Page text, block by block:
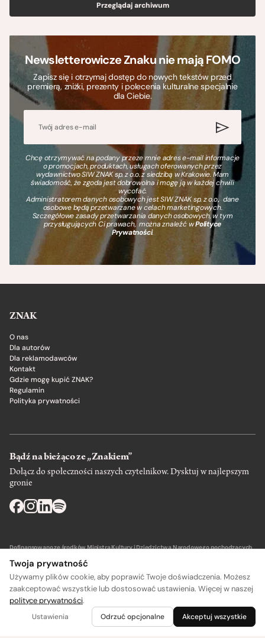
Przeglądaj archiwum
Newsletterowicze Znaku nie mają FOMO
Zapisz się i otrzymaj dostęp do nowych tekstów przed
premierą, zniżki, prezenty i polecenia kulturalne specjalnie
dla Ciebie.
Chcę otrzymywać na podany przeze mnie adres e-mail informacje
o promocjach, produktach, usługach oferowanych przez
wydawnictwo SIW ZNAK sp. z o.o. z siedzibą w Krakowie. Mam
świadomość, że zgoda jest dobrowolna i mogę ją w każdej chwili
wycofać.
Administratorem danych osobowych jest SIW ZNAK sp. z o.o., dane
osobowe będą przetwarzane w celach marketingowych.
Szczegółowe zasady przetwarzania danych osobowych, w tym
przysługujących Ci prawach, można znaleźć wPolityce
Prywatności.
ZNAK
O nas
Dla autorów
Dla reklamodawców
Kontakt
Gdzie mogę kupić ZNAK?
Regulamin
Polityka prywatności
Bądź na bieżąco ze „Znakiem”
Dołącz do społeczności naszych czytelnikow. Dysktuj w najlepszym
gronie
Dofinansowano ze środków Ministra Kultury i Dziedzictwa Narodowego pochodzących
Wydawca: SIW Znak w Krakowie
Twoja prywatność
Używamy plików cookie, aby poprawić Twoje doświadczenia. Możesz
zaakceptować wszystkie lub dostosować ustawienia. Więcej w naszej
polityce prywatności.
Ustawienia Odrzuć opcjonalne Akceptuj wszystkie